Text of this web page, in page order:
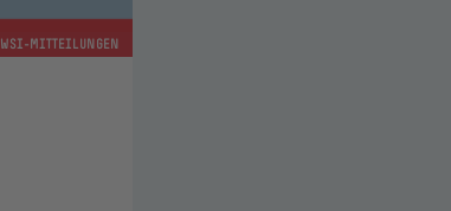
WSI-MITTEILUNGEN